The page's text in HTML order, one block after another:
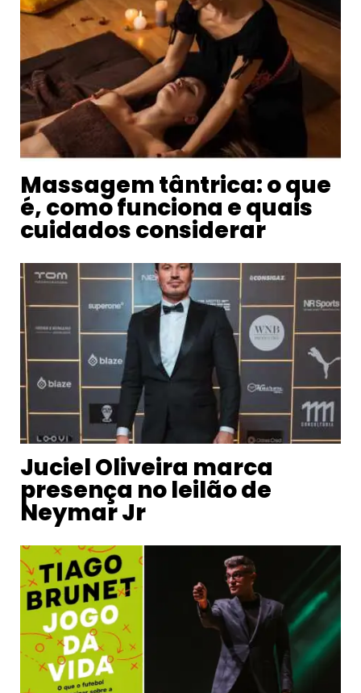
Massagem tântrica: o que
é, como funciona e quais
cuidados considerar
Juciel Oliveira marca
presença no leilão de
Neymar Jr